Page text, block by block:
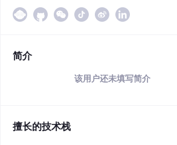
简介
该用户还未填写简介
擅长的技术栈